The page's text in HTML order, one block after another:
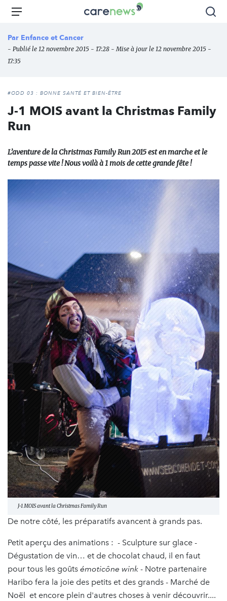
Aller
principal
Carenews,
des
Menu
Par Enfance et Cancer
- Publié le 12 novembre 2015 - 17:28 - Mise à jour le 12 novembre 2015 -
17:35
#ODD 03 : BONNE SANTÉ ET BIEN-ÊTRE
J-1 MOIS avant la Christmas Family
Run
L’aventure de la Christmas Family Run 2015 est en marche et le
temps passe vite ! Nous voilà à 1 mois de cette grande fête !
J-1 MOIS avant la Christmas Family Run
De notre côté, les préparatifs avancent à grands pas.
Petit aperçu des animations : - Sculpture sur glace -
Dégustation de vin… et de chocolat chaud, il en faut
pour tous les goûts émoticône wink - Notre partenaire
Haribo fera la joie des petits et des grands - Marché de
Noël et encore plein d'autres choses à venir découvrir....